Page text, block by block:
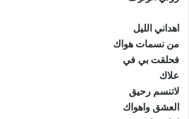
اهداني الليل
من نسمات هواك
فحلقت بي في
علاك
لاتنسم رحيق
العشق واهواك